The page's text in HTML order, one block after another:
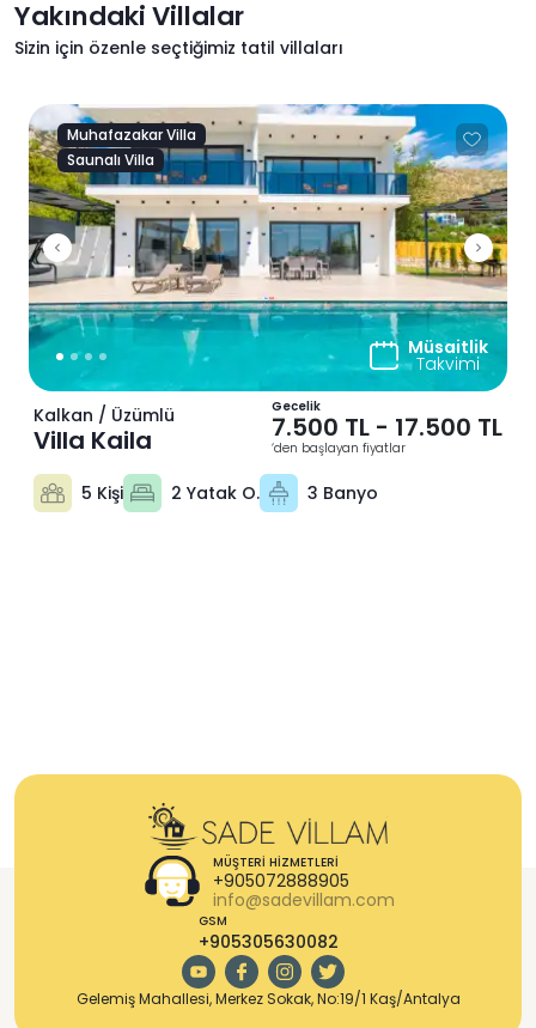
Yakındaki Villalar
Sizin için özenle seçtiğimiz tatil villaları
Previous Next
Muhafazakar Villa
Saunalı Villa
Müsaitlik
Takvimi
Kalkan / Üzümlü
Villa Kaila
Gecelik
7.500 TL - 17.500 TL
‘den başlayan fiyatlar
5 Kişi 2 Yatak O. 3 Banyo
MÜŞTERI HIZMETLERI
+905072888905
info@sadevillam.com
GSM
+905305630082
Gelemiş Mahallesi, Merkez Sokak, No:19/1 Kaş/Antalya